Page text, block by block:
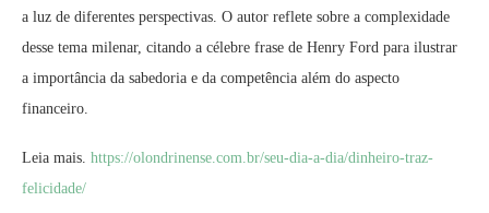
a luz de diferentes perspectivas. O autor reflete sobre a complexidade
desse tema milenar, citando a célebre frase de Henry Ford para ilustrar
a importância da sabedoria e da competência além do aspecto
financeiro.
Leia mais. https://olondrinense.com.br/seu-dia-a-dia/dinheiro-traz-
felicidade/